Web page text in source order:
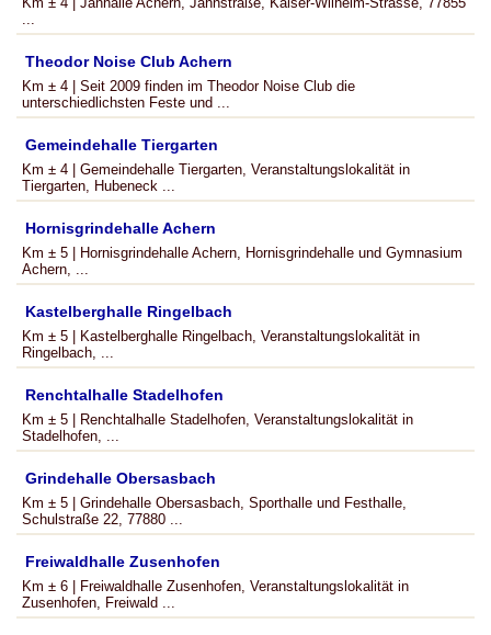
...
Theodor Noise Club Achern
Km ± 4 | Seit 2009 finden im Theodor Noise Club die
unterschiedlichsten Feste und ...
Gemeindehalle Tiergarten
Km ± 4 | Gemeindehalle Tiergarten, Veranstaltungslokalität in
Tiergarten, Hubeneck ...
Hornisgrindehalle Achern
Km ± 5 | Hornisgrindehalle Achern, Hornisgrindehalle und Gymnasium
Achern, ...
Kastelberghalle Ringelbach
Km ± 5 | Kastelberghalle Ringelbach, Veranstaltungslokalität in
Ringelbach, ...
Renchtalhalle Stadelhofen
Km ± 5 | Renchtalhalle Stadelhofen, Veranstaltungslokalität in
Stadelhofen, ...
Grindehalle Obersasbach
Km ± 5 | Grindehalle Obersasbach, Sporthalle und Festhalle,
Schulstraße 22, 77880 ...
Freiwaldhalle Zusenhofen
Km ± 6 | Freiwaldhalle Zusenhofen, Veranstaltungslokalität in
Zusenhofen, Freiwald ...